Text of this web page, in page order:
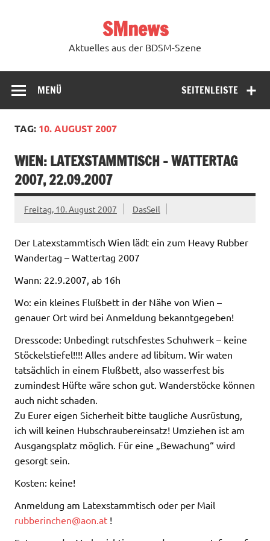
SMnews
Aktuelles aus der BDSM-Szene
SEITENLEISTE
MENÜ
TAG: 10. AUGUST 2007
WIEN: LATEXSTAMMTISCH – WATTERTAG
2007, 22.09.2007
Freitag, 10. August 2007 DasSeil
Der Latexstammtisch Wien lädt ein zum Heavy Rubber
Wandertag – Wattertag 2007
Wann: 22.9.2007, ab 16h
Wo: ein kleines Flußbett in der Nähe von Wien –
genauer Ort wird bei Anmeldung bekanntgegeben!
Dresscode: Unbedingt rutschfestes Schuhwerk – keine
Stöckelstiefel!!!! Alles andere ad libitum. Wir waten
tatsächlich in einem Flußbett, also wasserfest bis
zumindest Hüfte wäre schon gut. Wanderstöcke können
auch nicht schaden.
Zu Eurer eigen Sicherheit bitte taugliche Ausrüstung,
ich will keinen Hubschraubereinsatz! Umziehen ist am
Ausgangsplatz möglich. Für eine „Bewachung“ wird
gesorgt sein.
Kosten: keine!
Anmeldung am Latexstammtisch oder per Mail
rubberinchen@aon.at !